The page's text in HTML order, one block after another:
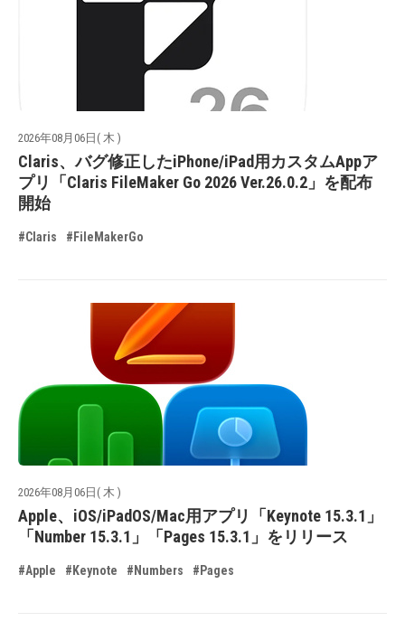
2026年08月06日( 木 )
Claris、バグ修正したiPhone/iPad用カスタムAppア
プリ「Claris FileMaker Go 2026 Ver.26.0.2」を配布
開始
#Claris #FileMakerGo
2026年08月06日( 木 )
Apple、iOS/iPadOS/Mac用アプリ「Keynote 15.3.1」
「Number 15.3.1」「Pages 15.3.1」をリリース
#Apple #Keynote #Numbers #Pages